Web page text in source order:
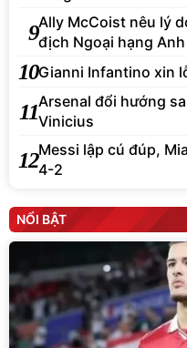
9Ally McCoist nêu lý
địch Ngoại hạng Anh
10Gianni Infantino xin
11Arsenal đổi hướng
Vinicius
12Messi lập cú đúp,
4-2
NỔI BẬT